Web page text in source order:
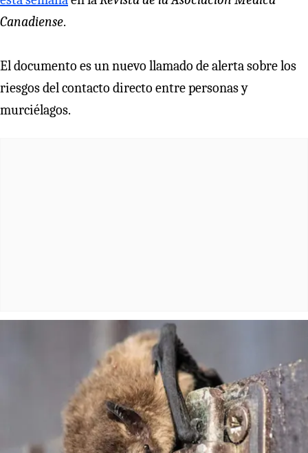
Canadiense.
El documento es un nuevo llamado de alerta sobre los
riesgos del contacto directo entre personas y
murciélagos.